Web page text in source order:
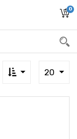
0
20